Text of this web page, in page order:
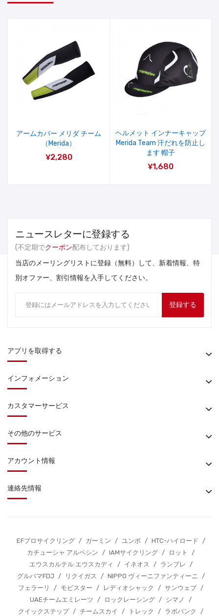
アームカバー メリダ チーム
（Merida）
¥2,280
ヘルメット インナーキャップ
Merida Team 汗だれを防止し
ます 帽子
¥1,680
ニュースレターに登録する
(不定期でクーポン配布しております)
当店のメーリングリストに登録（無料）して、新着情報、特
別オファー、割引情報を入手してください。
登録する
アプリを取得する
インフォメーション
カスタマーサービス
その他のサービス
アカウント情報
連絡先情報
EFプロサイクリング / ガーミン / ユンボ / HTC-ハイロード
/
カチューシャ アルペシン
/ IAMサイクリング / ロット
/
エウスカルテル エウスカディ
/ イネオス / ランプレ
/
グルパマFDJ
/ リクイガス / NIPPO ヴィーニファンティーニ
/
フェラーリ
/ モビスター / レディオシャック / サンウェブ /
UAEチームエミレーツ
/ ロックレーシング / シマノ
/
クイックステップ / チームスカイ / トレック / ラボバンク /